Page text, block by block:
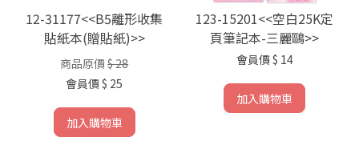
12-31177<<B5離形收集
貼紙本(贈貼紙)>>
商品原價 $ 28
會員價 $ 25
加入購物車
123-15201<<空白25K定
頁筆記本-三麗鷗>>
會員價 $ 14
加入購物車